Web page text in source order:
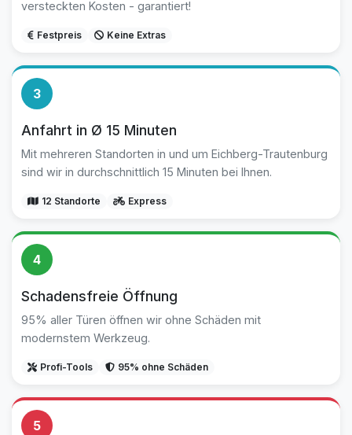
versteckten Kosten - garantiert!
Festpreis Keine Extras
3
Anfahrt in Ø 15 Minuten
Mit mehreren Standorten in und um Eichberg-Trautenburg
sind wir in durchschnittlich 15 Minuten bei Ihnen.
12 Standorte Express
4
Schadensfreie Öffnung
95% aller Türen öffnen wir ohne Schäden mit
modernstem Werkzeug.
Profi-Tools 95% ohne Schäden
5